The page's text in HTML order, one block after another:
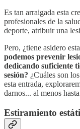
Es tan arraigada esta
profesionales de la
deporte, atribuir una
Pero, ¿tiene asidero
podemos prevenir
dedicando suficiente
sesión? ¿Cuáles son
esta entrada,
darnos... al menos
Estiramiento